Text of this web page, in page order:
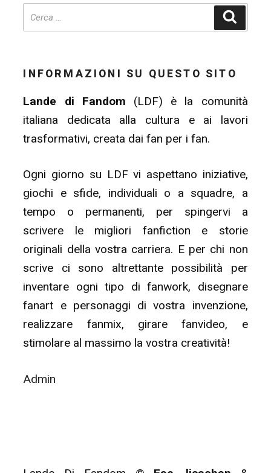
INFORMAZIONI SU QUESTO SITO
Lande di Fandom (LDF) è la comunità
italiana dedicata alla cultura e ai lavori
trasformativi, creata dai fan per i fan.
Ogni giorno su LDF vi aspettano iniziative,
giochi e sfide, individuali o a squadre, a
tempo o permanenti, per spingervi a
scrivere le migliori fanfiction e storie
originali della vostra carriera. E per chi non
scrive ci sono altrettante possibilità per
inventare ogni tipo di fanwork, disegnare
fanart e personaggi di vostra invenzione,
realizzare fanmix, girare fanvideo, e
stimolare al massimo la vostra creatività!
Admin